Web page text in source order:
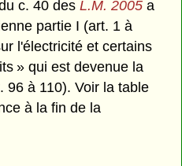
c. 40 desL.M. 2005 a
partie I (art. 1 à
l'électricité et certains
» qui est devenue la
96 à 110). Voir la table
à la fin de la